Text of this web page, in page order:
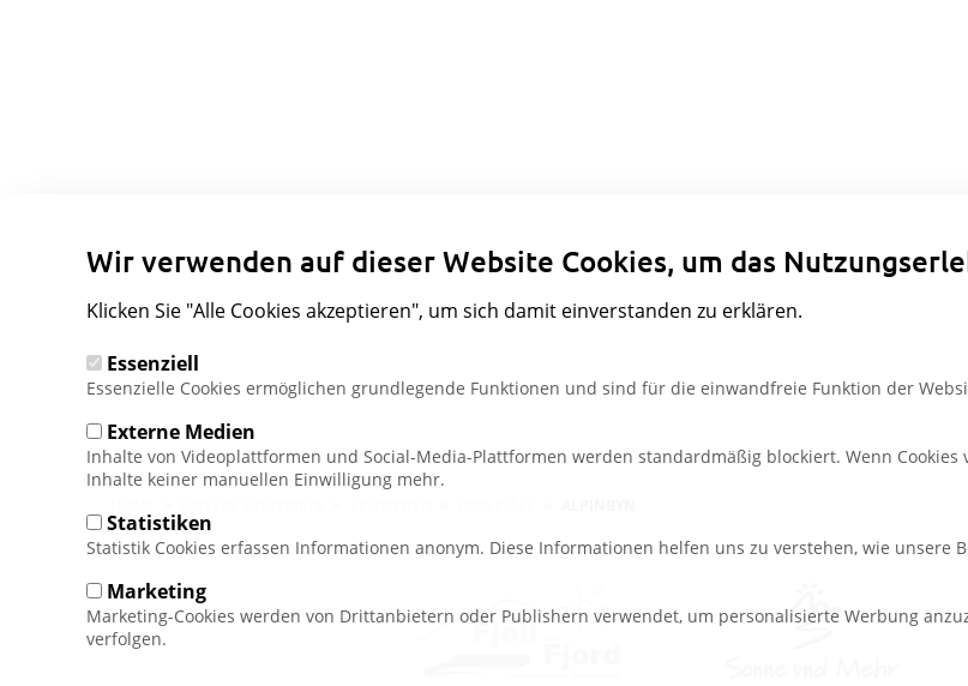
Pfadnavigation
Wir verwenden auf dieser Website Cookies, um das
Klicken Sie "Alle Cookies akzeptieren", um sich damit einverstanden zu erklären.
Essenziell
Essenzielle Cookies ermöglichen grundlegende Funktionen und sind für die einwandfreie Funktion der
Externe Medien
Inhalte von Videoplattformen und Social-Media-Plattformen werden standardmäßig blockiert. Wenn
Inhalte keiner manuellen Einwilligung mehr.
Statistiken
Statistik Cookies erfassen Informationen anonym. Diese Informationen helfen uns zu verstehen, wie unsere
Marketing
Marketing-Cookies werden von Drittanbietern oder Publishern verwendet, um personalisierte Werbung
verfolgen.